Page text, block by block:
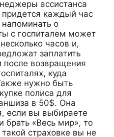
ассистанса
каждый час
о
с госпиталем может
часов и,
заплатить
после возвращения
куда
нужно быть
полиса для
в 50$. Она
если вы выбираете
брать «Весь мир», то
страховке вы не